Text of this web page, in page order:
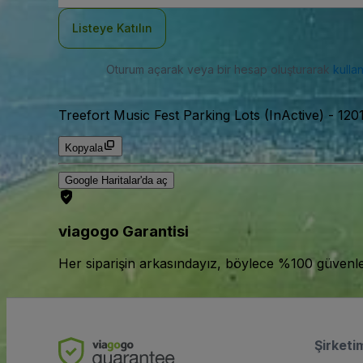
Listeye Katılın
Oturum açarak veya bir hesap oluşturarak
Treefort Music Fest Parking Lots (InActive) -
Kopyala
Google Haritalar'da aç
viagogo Garantisi
Her siparişin arkasındayız, böylece %100